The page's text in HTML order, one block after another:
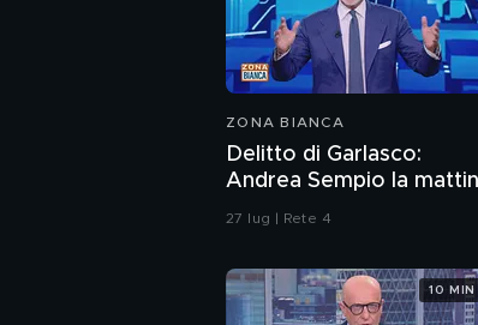
ZONA BIANCA
Delitto di Garlasco:
Andrea Sempio la
del delitto è stato in un
27 lug | Rete 4
10 MIN